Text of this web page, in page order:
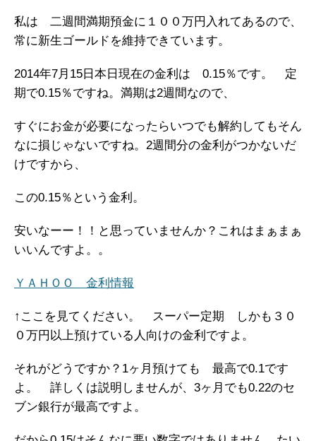
私は 二週間満期預金に１００万円入れてあるので、
常に新生ゴールドを維持できています。
2014年7月15日本日現在の金利は 0.15％です。 定
期で0.15％ですね。満期は2週間なので、
すぐにお金が必要になったらいつでも解約してもそん
なに損じゃないですね。2週間分の金利がつかないだ
けですから、
この0.15％という金利。
安いなーー！！と思っていませんか？これはまぁまぁ
いいんですよ。。
ＹＡＨＯＯ 金利情報
↑ここを見てください。 スーパー定期 しかも３０
０万円以上預けている人向けの金利ですよ。
それがどうですか？1ヶ月預けても 最高で0.1です
よ。 詳しくは説明しませんが、3ヶ月でも0.22のセ
ブン銀行が最高ですよ。